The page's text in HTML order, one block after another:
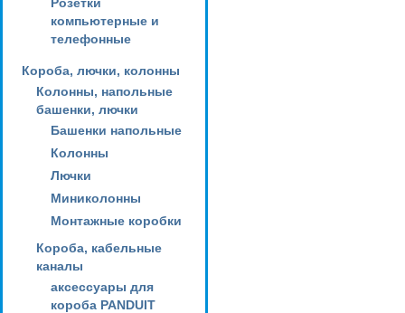
компьютерные и
телефонные
Короба, лючки, колонны
Колонны, напольные
башенки, лючки
Башенки напольные
Колонны
Лючки
Миниколонны
Монтажные коробки
Короба, кабельные
каналы
аксессуары для
короба PANDUIT